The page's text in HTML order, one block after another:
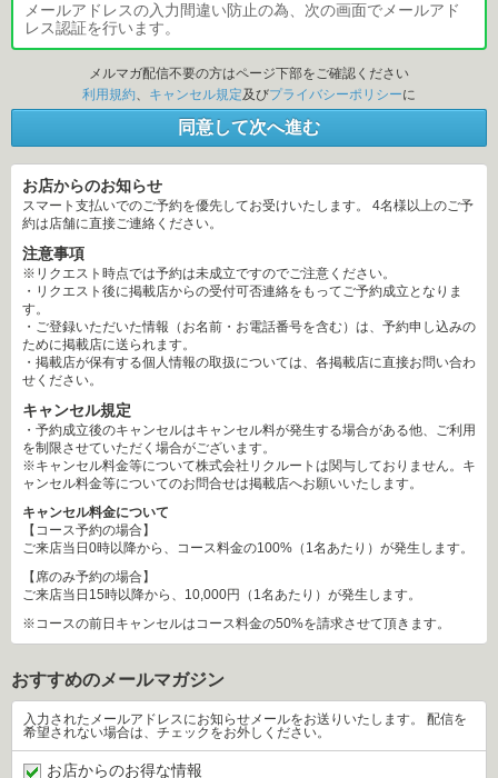
メールアドレスの入力間違い防止の為、次の画面でメールアド
レス認証を行います。
メルマガ配信不要の方はページ下部をご確認ください
利用規約、 キャンセル規定及び プライバシーポリシー に
同意して次へ進む
お店からのお知らせ
スマート支払いでのご予約を優先してお受けいたします。 4名様以上のご予
約は店舗に直接ご連絡ください。
注意事項
※リクエスト時点では予約は未成立ですのでご注意ください。
・リクエスト後に掲載店からの受付可否連絡をもってご予約成立となりま
す。
・ご登録いただいた情報（お名前・お電話番号を含む）は、予約申し込みの
ために掲載店に送られます。
・掲載店が保有する個人情報の取扱については、各掲載店に直接お問い合わ
せください。
キャンセル規定
・予約成立後のキャンセルはキャンセル料が発生する場合がある他、ご利用
を制限させていただく場合がございます。
※キャンセル料金等について株式会社リクルートは関与しておりません。キ
ャンセル料金等についてのお問合せは掲載店へお願いいたします。
キャンセル料金について
【コース予約の場合】
ご来店当日0時以降から、コース料金の100%（1名あたり）が発生します。
【席のみ予約の場合】
ご来店当日15時以降から、10,000円（1名あたり）が発生します。
※コースの前日キャンセルはコース料金の50%を請求させて頂きます。
おすすめのメールマガジン
入力されたメールアドレスにお知らせメールをお送りいたします。 配信を
希望されない場合は、チェックをお外しください。
お店からのお得な情報